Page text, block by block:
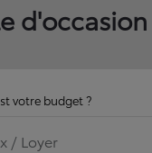
d'occasion
votre budget ?
/ Loyer